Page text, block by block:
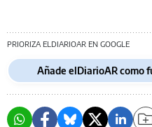
PRIORIZA ELDIARIOAR EN GOOGLE
Añade elDiarioAR como